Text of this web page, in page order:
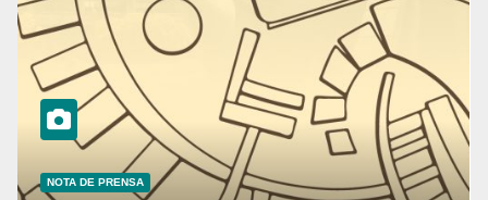
NOTA DE PRENSA